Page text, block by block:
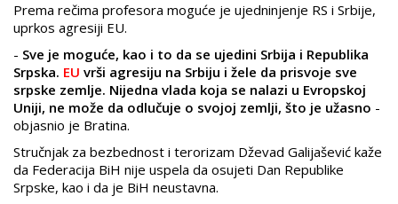
Prema rečima profesora moguće je ujedninjenje RS i Srbije,
uprkos agresiji EU.
- Sve je moguće, kao i to da se ujedini Srbija i Republika
Srpska. EU vrši agresiju na Srbiju i žele da prisvoje sve
srpske zemlje. Nijedna vlada koja se nalazi u Evropskoj
Uniji, ne može da odlučuje o svojoj zemlji, što je užasno -
objasnio je Bratina.
Stručnjak za bezbednost i terorizam Dževad Galijašević kaže
da Federacija BiH nije uspela da osujeti Dan Republike
Srpske, kao i da je BiH neustavna.